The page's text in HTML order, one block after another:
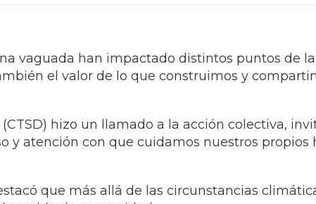
vaguada han impactado distintos puntos de
el valor de lo que construimos y
hizo un llamado a la acción colectiva,
atención con que cuidamos nuestros propios
que más allá de las circunstancias